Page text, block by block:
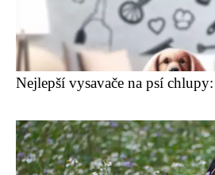
Nejlepší vysavače na psí